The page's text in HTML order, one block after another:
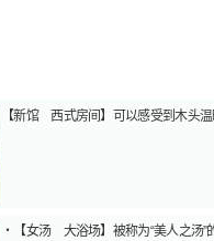
【新馆 西式房间】可以感受到木头温
・【女汤 大浴场】被称为“美人之汤”